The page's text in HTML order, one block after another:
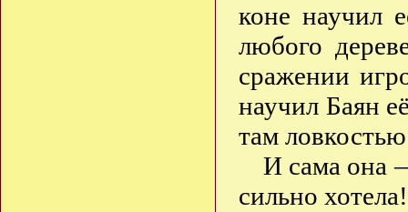
коне научил
любого
сражении
научил Баян
там
И сама она
сильно хотела!